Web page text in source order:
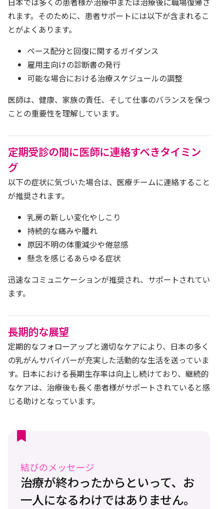
れます。そのために、患者サポートには以下が含まれるこ
とがよくあります。
ペース配分と回復に関するガイダンス
雇用主向けの診断書の発行
可能な場合における治療スケジュールの調整
医師は、健康、家族の責任、そして仕事のバランスを保つ
ことの重要性を理解しています。
定期受診の間に医師に連絡すべきタイミン
グ
以下の症状に気づいた場合は、医療チームに連絡すること
が推奨されます。
乳房の新しい変化やしこり
持続的な痛みや腫れ
原因不明の体重減少や倦怠感
懸念を感じるあらゆる症状
迅速なコミュニケーションが推奨され、サポートされてい
ます。
長期的な展望
定期的なフォローアップと適切なケアにより、日本の多く
の乳がんサバイバーが充実した活動的な生活を送っていま
す。日本における長期生存率は向上し続けており、継続的
なケアは、治療後も長く患者様がサポートされていると感
じる助けとなっています。
結びのメッセージ
治療が終わったからといって、お
一人になるわけではありません。